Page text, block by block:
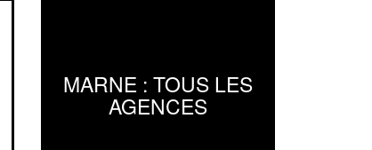
MARNE : TOUS LES
AGENCES